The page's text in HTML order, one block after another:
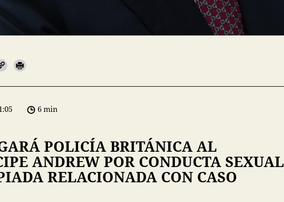
6 min
POLICÍA BRITÁNICA AL
ANDREW POR CONDUCTA SEXUAL
RELACIONADA CON CASO